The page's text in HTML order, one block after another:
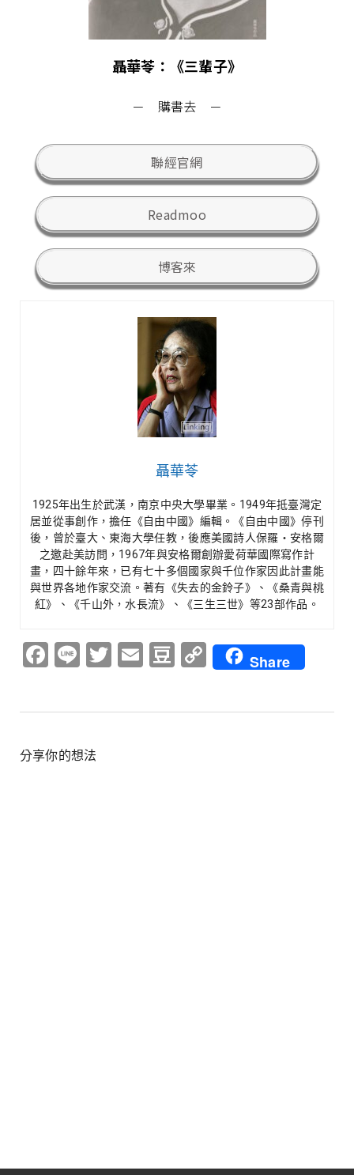
聶華苓：《三輩子》
－ 購書去 －
聯經官網
Readmoo
博客來
聶華苓
1925年出生於武漢，南京中央大學畢業。1949年抵臺灣定
居並從事創作，擔任《自由中國》編輯。《自由中國》停刊
後，曾於臺大、東海大學任教，後應美國詩人保羅‧安格爾
之邀赴美訪問，1967年與安格爾創辦愛荷華國際寫作計
畫，四十餘年來，已有七十多個國家與千位作家因此計畫能
與世界各地作家交流。著有《失去的金鈴子》、《桑青與桃
紅》、《千山外，水長流》、《三生三世》等23部作品。
Facebook
LineTwitter
EmailDouban
CopyShare
分享你的想法